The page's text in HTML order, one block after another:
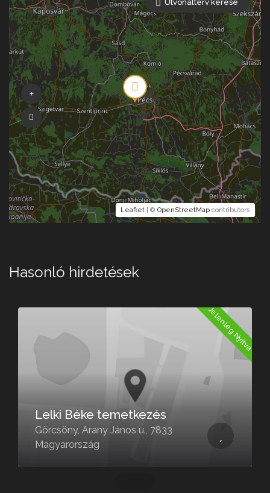
Leaflet | © OpenStreetMap contributors
Útvonalterv kérése
Hasonló hirdetések
Jelenleg Nyitva
Lelki Béke temetkezés
Görcsöny, Arany János u., 7833
Magyarország